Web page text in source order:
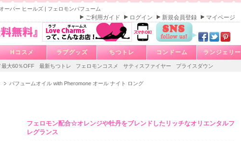
ーバー ヒールズ | フェロモンパフューム
ご利用ガイド ログイン 新規会員登録 マイページ
Hコスメ ラブグッズ ちつトレ コンドーム ランジェリー
最大60％OFF 最新ちつトレ フェロモンコスメ サティスファイヤー プライスダウン
パフュームオイル with Pheromone オール ナイト ロング
フェロモン配合☆オレンジや牡丹をブレンドしたリッチなオリエンタルフ
レグランス